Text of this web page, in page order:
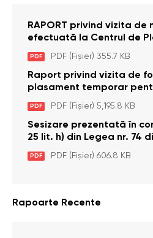
RAPORT privind vizita de
efectuată la Centrul de
pentru Persoane cu
Brînzeni, r. Edineț, din
PDF PDF (Fișier) 355.7 KB
Raport privind vizita de
plasament temporar
dizabilități (adulte)
2026)
PDF PDF (Fișier) 5,195.8 KB
Sesizare prezentată în
25 lit. h) din Legea nr. 74
privire la Curtea
Legea cu privire la
PDF PDF (Fișier) 606.8 KB
Rapoarte Recente